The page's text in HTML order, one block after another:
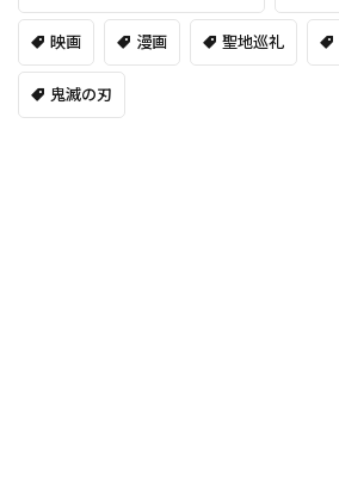
映画 漫画 聖地巡礼
鬼滅の刃